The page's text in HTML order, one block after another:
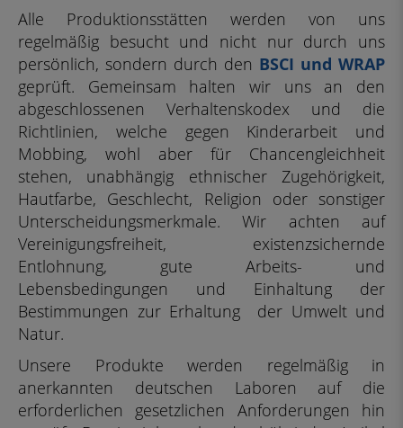
Alle Produktionsstätten werden von uns
regelmäßig besucht und nicht nur durch uns
persönlich, sondern durch den BSCI und WRAP
geprüft. Gemeinsam halten wir uns an den
abgeschlossenen Verhaltenskodex und die
Richtlinien, welche gegen Kinderarbeit und
Mobbing, wohl aber für Chancengleichheit
stehen, unabhängig ethnischer Zugehörigkeit,
Hautfarbe, Geschlecht, Religion oder sonstiger
Unterscheidungsmerkmale. Wir achten auf
Vereinigungsfreiheit, existenzsichernde
Entlohnung, gute Arbeits- und
Lebensbedingungen und Einhaltung der
Bestimmungen zur Erhaltung der Umwelt und
Natur.
Unsere Produkte werden regelmäßig in
anerkannten deutschen Laboren auf die
erforderlichen gesetzlichen Anforderungen hin